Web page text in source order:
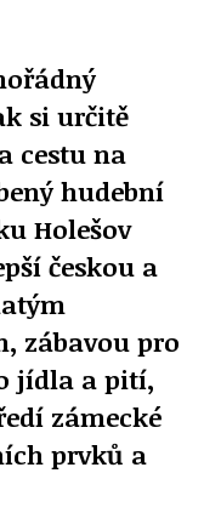
si určitě
cestu na
hudební
Holešov
českou a
zábavou pro
jídla a pití,
zámecké
prvků a